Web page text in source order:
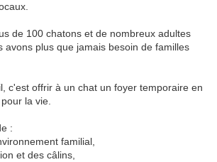
de 100 chatons et de nombreux adultes
avons plus que jamais besoin de familles
c'est offrir à un chat un foyer temporaire en
la vie.
:
familial,
et des câlins,